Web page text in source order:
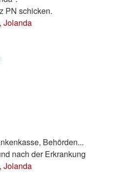
PN schicken.
, Jolanda
Neuester
Behörden...
nach der Erkrankung
, Jolanda